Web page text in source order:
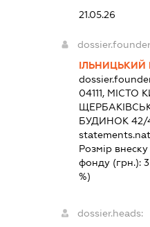
21.05.26
ІЛЬНИЦЬКИЙ
04111, МІСТО
БУДИНОК 42/
Розмір
фонду (грн.):
%)
dossier.heads: